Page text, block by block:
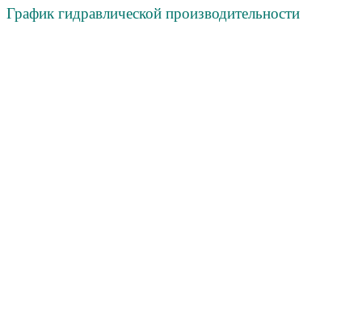
График гидравлической производительности